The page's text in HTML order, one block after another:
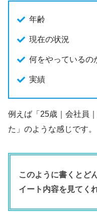
年齢
現在の状況
何をやっているの
実績
例えば「25歳｜会社員
た」のような感じです。
このように書くとど
イート内容を見てく